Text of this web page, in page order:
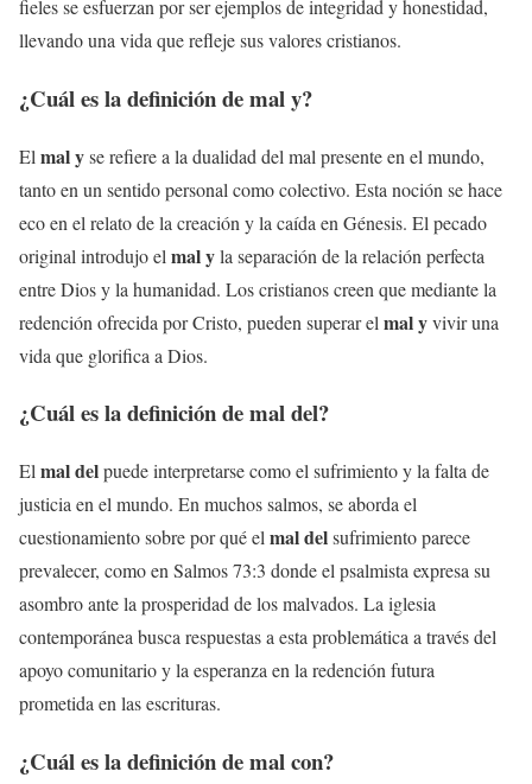
fieles se esfuerzan por ser ejemplos de integridad y honestidad,
llevando una vida que refleje sus valores cristianos.
¿Cuál es la definición demal y?
El mal yse refiere a la dualidad del mal presente en el mundo,
tanto en un sentido personal como colectivo. Esta noción se hace
eco en el relato de la creación y la caída en Génesis. El pecado
original introdujo el mal yla separación de la relación perfecta
entre Dios y la humanidad. Los cristianos creen que mediante la
redención ofrecida por Cristo, pueden superar el mal yvivir una
vida que glorifica a Dios.
¿Cuál es la definición demal del?
El mal delpuede interpretarse como el sufrimiento y la falta de
justicia en el mundo. En muchos salmos, se aborda el
cuestionamiento sobre por qué el mal delsufrimiento parece
prevalecer, como en Salmos 73:3 donde el psalmista expresa su
asombro ante la prosperidad de los malvados. La iglesia
contemporánea busca respuestas a esta problemática a través del
apoyo comunitario y la esperanza en la redención futura
prometida en las escrituras.
¿Cuál es la definición demal con?